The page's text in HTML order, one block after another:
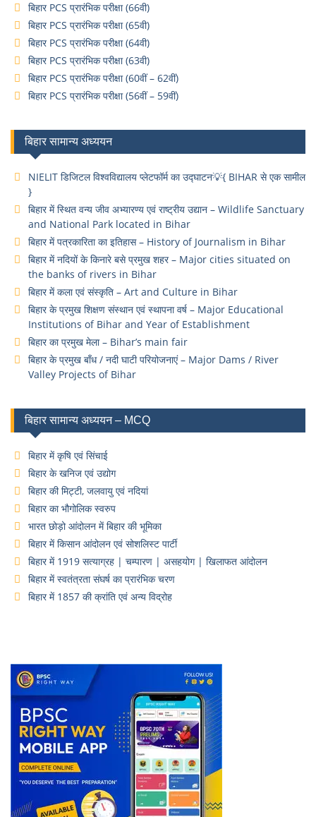
बिहार PCS प्रारंभिक परीक्षा (66वी)
बिहार PCS प्रारंभिक परीक्षा (65वी)
बिहार PCS प्रारंभिक परीक्षा (64वी)
बिहार PCS प्रारंभिक परीक्षा (63वी)
बिहार PCS प्रारंभिक परीक्षा (60वीं – 62वीं)
बिहार PCS प्रारंभिक परीक्षा (56वीं – 59वीं)
बिहार सामान्य अध्ययन
NIELIT डिजिटल विश्वविद्यालय प्लेटफॉर्म का उद्घाटन💡{ BIHAR से एक सामील
}
बिहार में स्थित वन्य जीव अभ्यारण्य एवं राष्ट्रीय उद्यान – Wildlife Sanctuary
and National Park located in Bihar
बिहार में पत्रकारिता का इतिहास – History of Journalism in Bihar
बिहार में नदियों के किनारे बसे प्रमुख शहर – Major cities situated on
the banks of rivers in Bihar
बिहार में कला एवं संस्कृति – Art and Culture in Bihar
बिहार के प्रमुख शिक्षण संस्थान एवं स्थापना वर्ष – Major Educational
Institutions of Bihar and Year of Establishment
बिहार का प्रमुख मेला – Bihar’s main fair
बिहार के प्रमुख बाँध / नदी घाटी परियोजनाएं – Major Dams / River
Valley Projects of Bihar
बिहार सामान्य अध्ययन – MCQ
बिहार में कृषि एवं सिंचाई
बिहार के खनिज एवं उद्योग
बिहार की मिट्टी, जलवायु एवं नदियां
बिहार का भौगोलिक स्वरुप
भारत छोड़ो आंदोलन में बिहार की भूमिका
बिहार में किसान आंदोलन एवं सोशलिस्ट पार्टी
बिहार में 1919 सत्याग्रह | चम्पारण | असहयोग | खिलाफत आंदोलन
बिहार में स्वतंत्रता संघर्ष का प्रारंभिक चरण
बिहार में 1857 की क्रांति एवं अन्य विद्रोह